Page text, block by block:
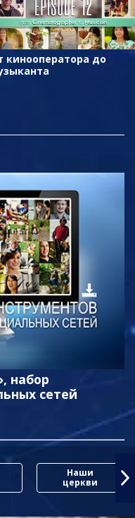
кинооператора до
набор
сетей
Наши
церкви